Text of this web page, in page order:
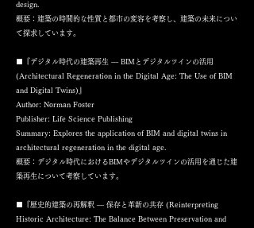
design.
概要：建築の時間的な性質と都市の変容を考察し、建築の未来につい
て探求しています。
■『デジタル時代の建築再生 ― BIMとデジタルツインの活用
(Architectural Regeneration in the Digital Age: The Use of BIM
and Digital Twins)』
Author: Norman Foster
Publisher: Life Science Publishing
Summary: Explores the application of BIM and digital twins in
architectural regeneration in the digital age.
概要：デジタル時代におけるBIMやデジタルツインの活用を通じた建
築再生について考察しています。
■『歴史的建築の再解釈 ― 保存と革新の共存 (Reinterpreting
Historic Architecture: The Balance Between Preservation and